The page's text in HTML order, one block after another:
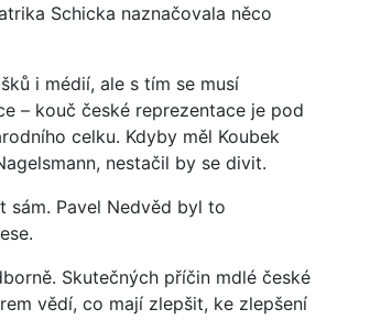
Schicka naznačovala něco
i médií, ale s tím se musí
– kouč české reprezentace je pod
celku. Kdyby měl Koubek
nestačil by se divit.
sám. Pavel Nedvěd byl to
Skutečných příčin mdlé české
vědí, co mají zlepšit, ke zlepšení